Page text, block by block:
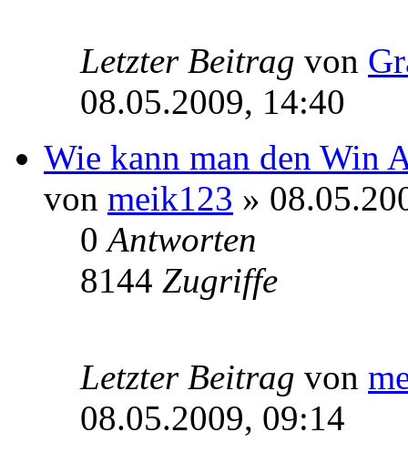
Letzter Beitrag von
08.05.2009, 14:40
Wie kann man den Win
von meik123 »
0Antworten
8144 Zugriffe
Letzter Beitrag von
08.05.2009, 09:14